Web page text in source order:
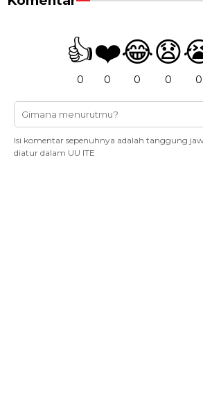
👍
0
❤️
0
😂
0
😧
0 0
Isi komentar sepenuhnya adalah tanggung
diatur dalam UU ITE